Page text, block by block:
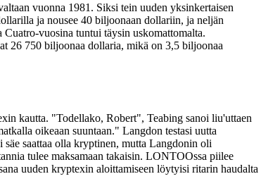
vuonna 1981. Siksi tein uuden yksinkertaisen
ja nousee 40 biljoonaan dollariin, ja neljän
vuosina tuntui täysin uskomattomalta.
26 750 biljoonaa dollaria, mikä on 3,5 biljoonaa
kautta. "Todellako, Robert", Teabing sanoi liu'uttaen
oikeaan suuntaan." Langdon testasi uutta
saattaa olla kryptinen, mutta Langdonin oli
tulee maksamaan takaisin. LONTOOssa piilee
uuden kryptexin aloittamiseen löytyisi ritarin haudalta